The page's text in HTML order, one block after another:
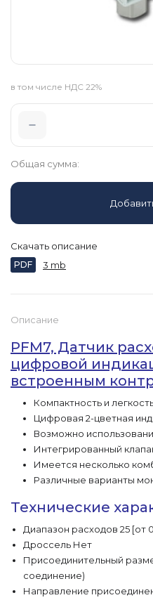
Описание
PFM7, Датчик
цифровой
встроенным
Компактность и
Цифровая 2-цветная
Возможно
Интегрированный
Имеется несколько
Различные варианты
Технические
Диапазон расходов 25 [от
Дроссель Нет
Присоединительный
соединение)
Направление
в том числе НДС 22%
Общая сумма:
Скачать описание
PDF 3 mb